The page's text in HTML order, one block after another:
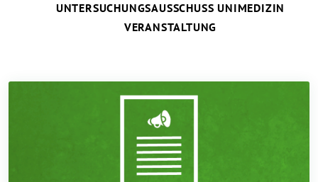
UNTERSUCHUNGSAUSSCHUSS UNIMEDIZIN
VERANSTALTUNG